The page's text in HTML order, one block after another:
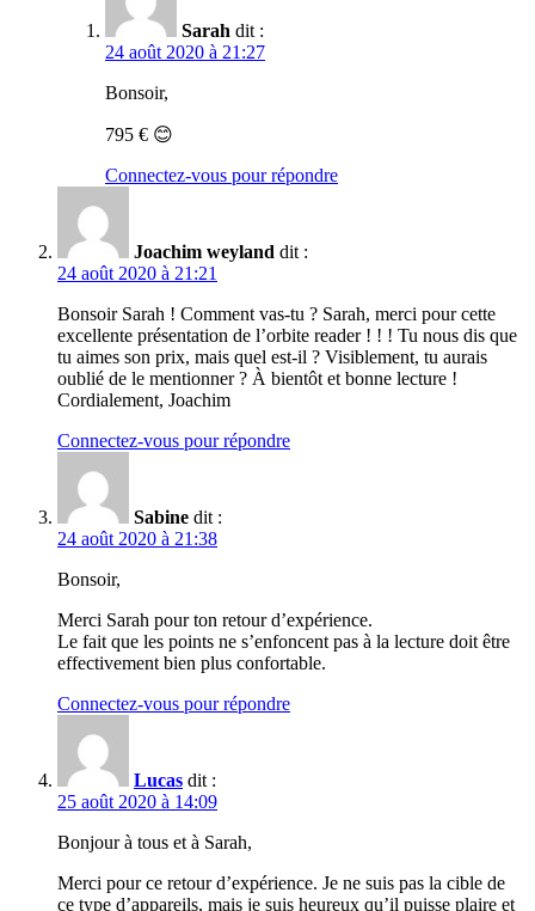
Sarah dit :
24 août 2020 à 21:27
Bonsoir,
795 € 😊
Connectez-vous pour répondre
Joachim weyland dit :
24 août 2020 à 21:21
Bonsoir Sarah ! Comment vas-tu ? Sarah, merci pour cette
excellente présentation de l’orbite reader ! ! ! Tu nous dis que
tu aimes son prix, mais quel est-il ? Visiblement, tu aurais
oublié de le mentionner ? À bientôt et bonne lecture !
Cordialement, Joachim
Connectez-vous pour répondre
Sabine dit :
24 août 2020 à 21:38
Bonsoir,
Merci Sarah pour ton retour d’expérience.
Le fait que les points ne s’enfoncent pas à la lecture doit être
effectivement bien plus confortable.
Connectez-vous pour répondre
Lucas dit :
25 août 2020 à 14:09
Bonjour à tous et à Sarah,
Merci pour ce retour d’expérience. Je ne suis pas la cible de
ce type d’appareils, mais je suis heureux qu’il puisse plaire et